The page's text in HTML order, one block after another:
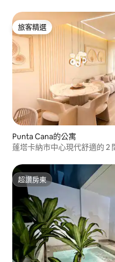
旅客精選
旅客精選
Punta Cana的公寓
蓬塔卡納市中心現代舒適的 2
超讚房東
超讚房東